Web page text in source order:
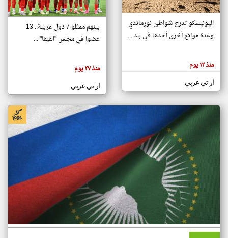
تغيير الدولة
اخبار جزر القمر على مدار الساعة
أهم اخبار جزر القمر العاجلة والمباشرة
هنا عن
وجهة
كاتبيها.
اليونيسكو تدرج شواطئ نورماندي
وعدة مواقع أخرى أحدها في بلد ...
منذ ١٢ يوم
ار تي عربي
بينهم ممثلو 7 دول عربية.. 13
عضوا في مجلس "الفيفا" ...
منذ ٢٧ يوم
ار تي عربي
klyoum.com